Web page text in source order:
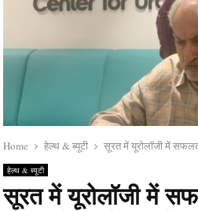
Home हेल्थ & ब्यूटी सूरत में यूरोलॉजी में
हेल्थ & ब्यूटी
सूरत में यूरोलॉजी में